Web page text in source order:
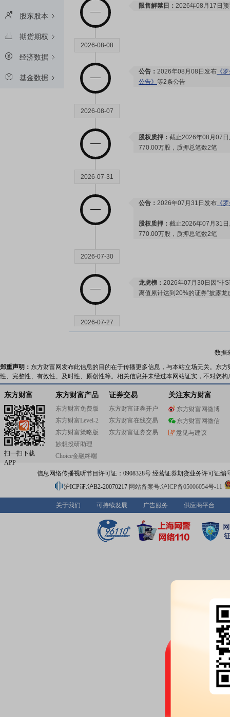
股东股本
期货期权
经济数据
基金数据
限售解禁日： 2026年08月17日
2026-08-08
公告： 2026年08月08日发布 《
公告》 等2条公告
2026-08-07
股权质押： 截止2026年08月07
770.00万股，质押总笔数2笔
2026-07-31
公告： 2026年07月31日发布 《
股权质押： 截止2026年07月31
770.00万股，质押总笔数2笔
2026-07-30
龙虎榜： 2026年07月30日因“非
离值累计达到20%的证券”披露龙
2026-07-27
2026年07月27日公
截止2026年07月24
770.00万股，质押总笔数2笔
2026-07-21
上海罗曼科技股份有
海武桐树高新技术有限公司(以下
计人民币8,000万元认购安徽琨
出资份额人民币5,000万元、武
3,000万元,分别占合伙企业认缴
公告：
2026年07月21日发布
截止2026年07月17
截止2026年07月10
2026年07月10日发布《
数据
郑重声明： 东方财富网发布此信息的目的在于传播更多信息，与本站立场无关。东
性、完整性、有效性、及时性、原创性等。相关信息并未经过本网站证实，不对您
东方财富
扫一扫下载
APP
东方财富产品
东方财富免费版
东方财富Level-2
东方财富策略版
妙想投研助理
Choice金融终端
证券交易
东方财富证券开户
东方财富在线交易
东方财富证券交易
关注东方财富
东方财富网微博
东方财富网微信
意见与建议
信息网络传播视听节目许可证：0908328号 经营证券期货业务许可证编
沪ICP证:沪B2-20070217 网站备案号:沪ICP备05006054号-11
关于我们 可持续发展 广告服务 供应商平台